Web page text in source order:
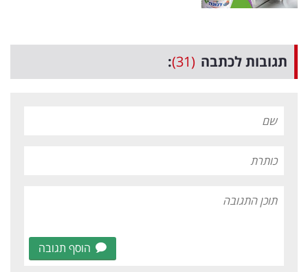
תגובות לכתבה (31)
:
הוסף תגובה